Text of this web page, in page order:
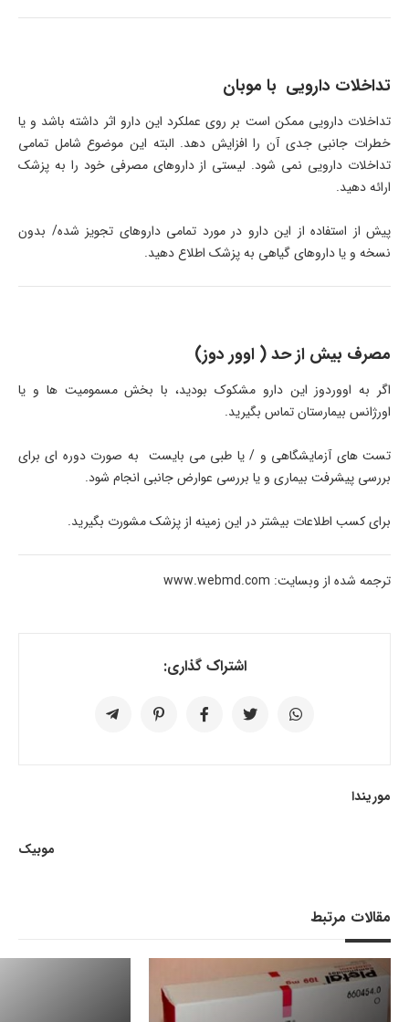
تداخلات دارویی با موبان
تداخلات دارویی ممکن است بر روی عملکرد این دارو اثر داشته باشد و یا
خطرات جانبی جدی آن را افزایش دهد. البته این موضوع شامل تمامی
تداخلات دارویی نمی شود. لیستی از داروهای مصرفی خود را به پزشک
ارائه دهید.
پیش از استفاده از این دارو در مورد تمامی داروهای تجویز شده/ بدون
نسخه و یا داروهای گیاهی به پزشک اطلاع دهید.
مصرف بیش از حد ( اوور دوز)
اگر به اووردوز این دارو مشکوک بودید، با بخش مسمومیت ها و یا
اورژانس بیمارستان تماس بگیرید.
تست های آزمایشگاهی و / یا طبی می بایست به صورت دوره ای برای
بررسی پیشرفت بیماری و یا بررسی عوارض جانبی انجام شود.
برای کسب اطلاعات بیشتر در این زمینه از پزشک مشورت بگیرید.
ترجمه شده از وبسایت: www.webmd.com
اشتراک گذاری:
موریندا
موبیک
مقالات مرتبط